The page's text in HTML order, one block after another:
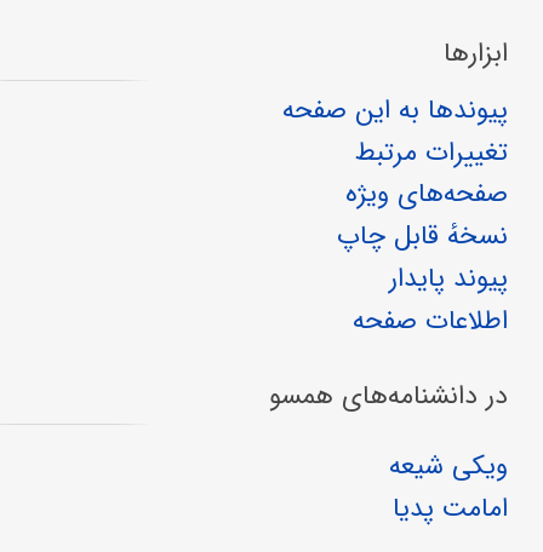
ابزارها
پیوندها به این صفحه
تغییرات مرتبط
صفحه‌های ویژه
نسخهٔ قابل چاپ
پیوند پایدار
اطلاعات صفحه
در دانشنامه‌های همسو
ویکی شیعه
امامت پدیا